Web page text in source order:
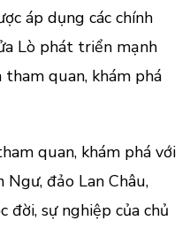
áp dụng các chính
Lò phát triển mạnh
quan, khám phá
quan, khám phá với
đảo Lan Châu,
đời, sự nghiệp của chủ